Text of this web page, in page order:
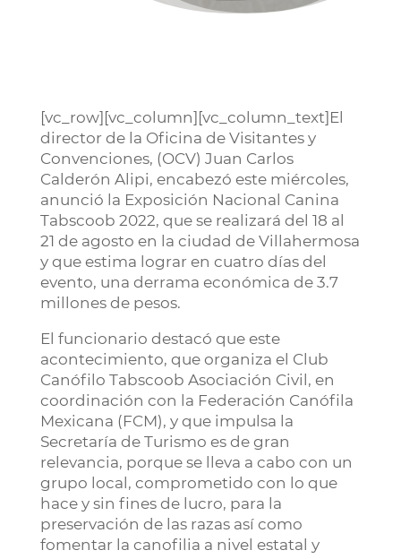
[vc_row][vc_column][vc_column_text]El
director de la Oficina de Visitantes y
Convenciones, (OCV) Juan Carlos
Calderón Alipi, encabezó este miércoles,
anunció la Exposición Nacional Canina
Tabscoob 2022, que se realizará del 18 al
21 de agosto en la ciudad de Villahermosa
y que estima lograr en cuatro días del
evento, una derrama económica de 3.7
millones de pesos.
El funcionario destacó que este
acontecimiento, que organiza el Club
Canófilo Tabscoob Asociación Civil, en
coordinación con la Federación Canófila
Mexicana (FCM), y que impulsa la
Secretaría de Turismo es de gran
relevancia, porque se lleva a cabo con un
grupo local, comprometido con lo que
hace y sin fines de lucro, para la
preservación de las razas así como
fomentar la canofilia a nivel estatal y